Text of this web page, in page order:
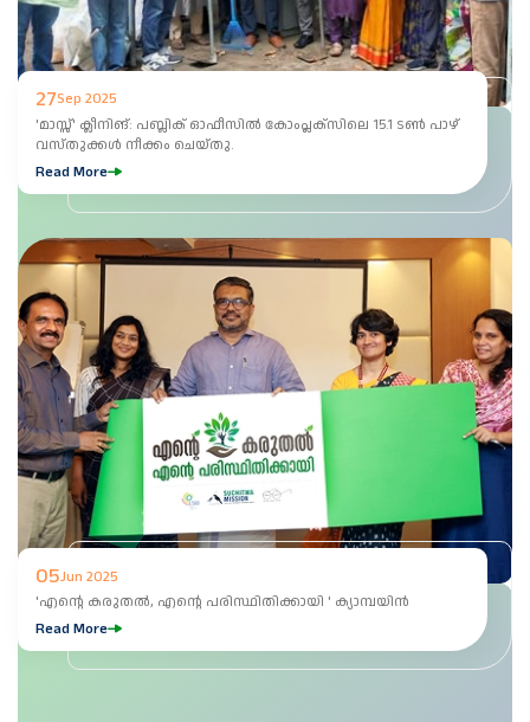
27Sep 2025
'മാസ്സ്' ക്ലീനിങ്: പബ്ലിക് ഓഫീസിൽ കോംപ്ലക്സിലെ 15.1 ടൺ പാഴ്
വസ്തുക്കൾ നീക്കം ചെയ്തു.
Read More
05Jun 2025
'എൻ്റെ കരുതൽ, എൻ്റെ പരിസ്ഥിതിക്കായി ' ക്യാമ്പയിൻ
Read More